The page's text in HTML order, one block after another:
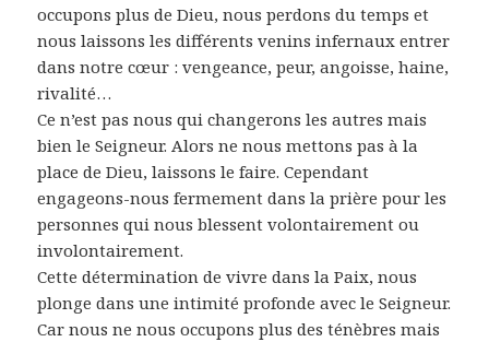
occupons plus de Dieu, nous perdons du temps et
nous laissons les différents venins infernaux entrer
dans notre cœur : vengeance, peur, angoisse, haine,
rivalité…
Ce n’est pas nous qui changerons les autres mais
bien le Seigneur. Alors ne nous mettons pas à la
place de Dieu, laissons le faire. Cependant
engageons-nous fermement dans la prière pour les
personnes qui nous blessent volontairement ou
involontairement.
Cette détermination de vivre dans la Paix, nous
plonge dans une intimité profonde avec le Seigneur.
Car nous ne nous occupons plus des ténèbres mais